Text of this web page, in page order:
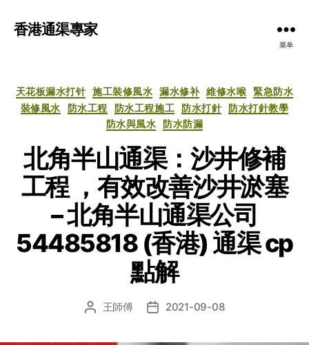
香港通渠專家
菜单
分
类
天花板漏水打针 施工裝修風水 漏水修补 維修水喉
緊急防水
裝修風水
防水工程 防水工程施工 防水打針
防水打針教學
防水與風水
防水防漏
北角半山通渠：沙井修補
工程 ，有效改善沙井淤塞
– 北角半山通渠公司
54485818 (香港) 通渠 cp
點解
文 王師傅
发 2021-09-08